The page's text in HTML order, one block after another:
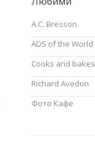
A.C. Bresson
ADS of the World
Cooks and bakes
Richard Avedon
Фото Кафе